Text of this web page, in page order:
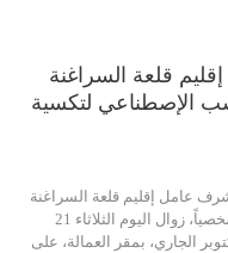
قلعة السراغنة
الإصطناعي لتكسية
عامل إقليم قلعة السراغنة
شخصياً، زوال اليوم الثلاثاء 21
الجاري، بمقر العمالة، على